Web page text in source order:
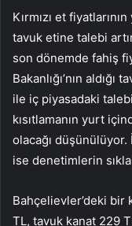
Kırmızı et
tavuk etine talebi
son dönemde fahiş
Bakanlığı’nın aldığı
ile iç piyasadaki
kısıtlamanın yurt
olacağı
ise denetimlerin
Bahçelievler’deki bir
TL, tavuk kanat 229